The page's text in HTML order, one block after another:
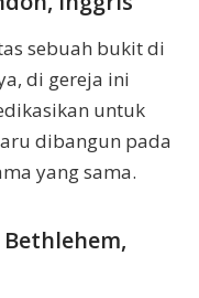
sebuah bukit di
di gereja ini
untuk
dibangun pada
yang sama.